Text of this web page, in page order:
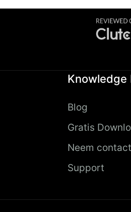
Knowledge
Blog
Gratis
Neem
Support